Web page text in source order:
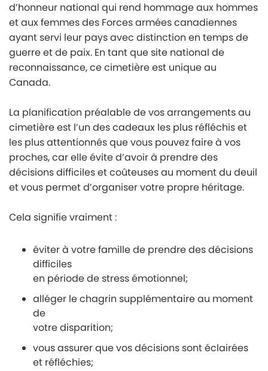
d’honneur national qui rend hommage aux hommes
et aux femmes des Forces armées canadiennes
ayant servi leur pays avec distinction en temps de
guerre et de paix. En tant que site national de
reconnaissance, ce cimetière est unique au
Canada.
La planification préalable de vos arrangements au
cimetière est l’un des cadeaux les plus réfléchis et
les plus attentionnés que vous pouvez faire à vos
proches, car elle évite d’avoir à prendre des
décisions difficiles et coûteuses au moment du deuil
et vous permet d’organiser votre propre héritage.
Cela signifie vraiment :
éviter à votre famille de prendre des décisions
difficiles
en période de stress émotionnel;
alléger le chagrin supplémentaire au moment
de
votre disparition;
vous assurer que vos décisions sont éclairées
et réfléchies;